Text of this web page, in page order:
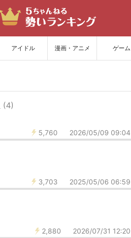
アイドル 漫画・アニメ ゲーム
(4)
5,760 2026/05/09 09:04
3,703 2025/05/06 06:59
2,880 2026/07/31 12:20